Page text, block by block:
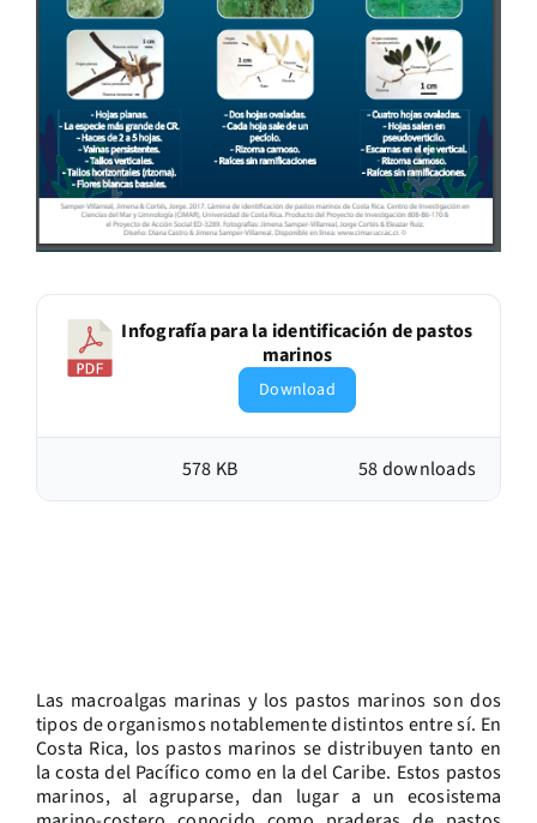
Infografía para la identificación de pastos
marinos
Download
58 downloads
578 KB
Las macroalgas marinas y los pastos marinos son dos
tipos de organismos notablemente distintos entre sí. En
Costa Rica, los pastos marinos se distribuyen tanto en
la costa del Pacífico como en la del Caribe. Estos pastos
marinos, al agruparse, dan lugar a un ecosistema